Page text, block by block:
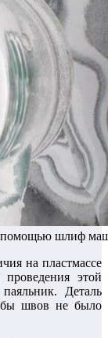
помощью шлиф
на пластмассе
этой
Деталь
швов не было